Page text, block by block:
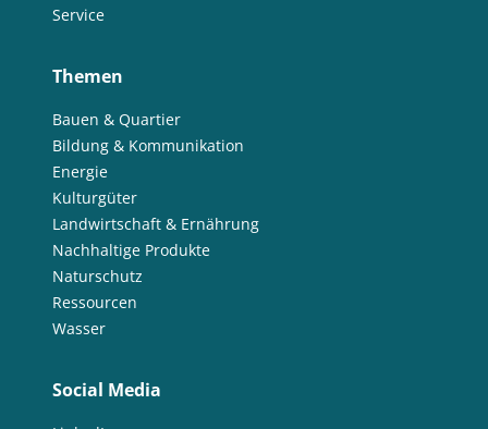
Service
Themen
Bauen & Quartier
Bildung & Kommunikation
Energie
Kulturgüter
Landwirtschaft & Ernährung
Nachhaltige Produkte
Naturschutz
Ressourcen
Wasser
Social Media